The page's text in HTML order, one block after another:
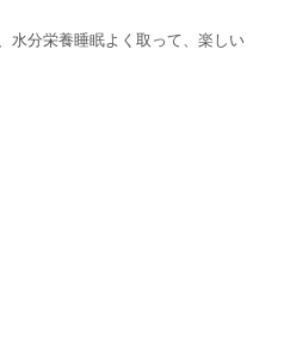
水分栄養睡眠よく取って、楽しい